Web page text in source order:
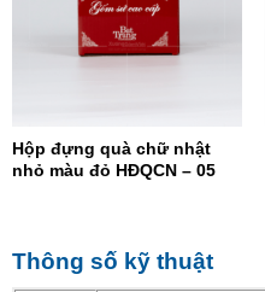
Hộp đựng quà chữ nhật
nhỏ màu đỏ HĐQCN – 05
Thông số kỹ thuật